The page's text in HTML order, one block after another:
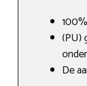
(PU)
De